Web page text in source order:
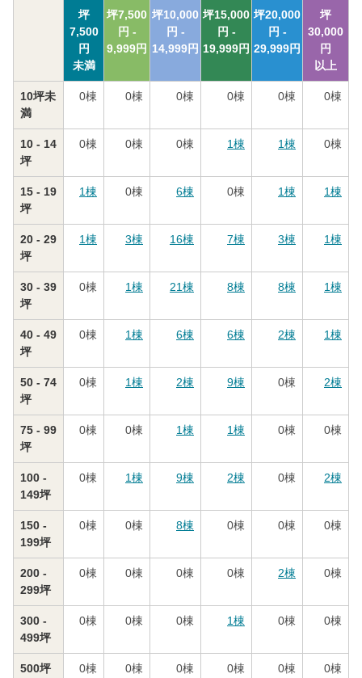
坪
7,500
円
未満
坪7,500
円 -
9,999円
坪10,000
円 -
14,999円
坪15,000
円 -
19,999円
坪20,000
円 -
29,999円
坪
30,000
円
以上
10坪未
満
0棟 0棟 0棟 0棟 0棟 0棟
10 - 14
坪
0棟 0棟 0棟 1棟 1棟 0棟
15 - 19
坪
1棟 0棟 6棟 0棟 1棟 1棟
20 - 29
坪
1棟 3棟 16棟 7棟 3棟 1棟
30 - 39
坪
0棟 1棟 21棟 8棟 8棟 1棟
40 - 49
坪
0棟 1棟 6棟 6棟 2棟 1棟
50 - 74
坪
0棟 1棟 2棟 9棟 0棟 2棟
75 - 99
坪
0棟 0棟 1棟 1棟 0棟 0棟
100 -
149坪
0棟 1棟 9棟 2棟 0棟 2棟
150 -
199坪
0棟 0棟 8棟 0棟 0棟 0棟
200 -
299坪
0棟 0棟 0棟 0棟 2棟 0棟
300 -
499坪
0棟 0棟 0棟 1棟 0棟 0棟
500坪 0棟 0棟 0棟 0棟 0棟 0棟